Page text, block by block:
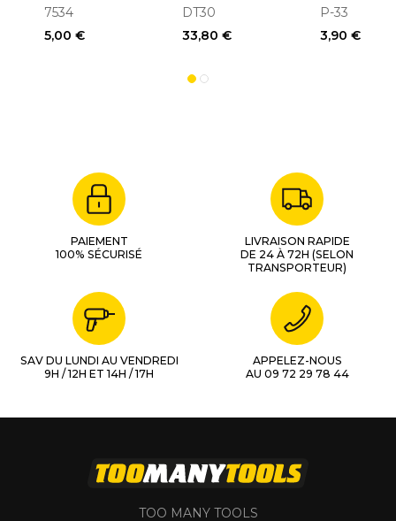
delta
94x94x94mm
7534
5,00 €
115x115mm 8
trous
DT30
33,80 €
94mm
ponceuse
P-33
3,90 €
PAIEMENT
100% SÉCURISÉ
LIVRAISON RAPIDE
DE 24 À 72H (SELON
TRANSPORTEUR)
SAV DU LUNDI AU VENDREDI
9H / 12H ET 14H / 17H
APPELEZ-NOUS
AU 09 72 29 78 44
TOO MANY TOOLS